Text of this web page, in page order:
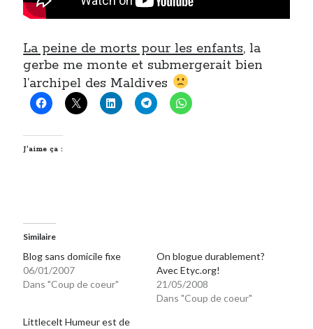
La peine de morts pour les enfants, la
gerbe me monte et submergerait bien
l’archipel des Maldives
J’aime ça :
Similaire
Blog sans domicile fixe
06/01/2007
Dans "Coup de coeur"
On blogue durablement?
Avec Etyc.org!
21/05/2008
Dans "Coup de coeur"
Littlecelt Humeur est de